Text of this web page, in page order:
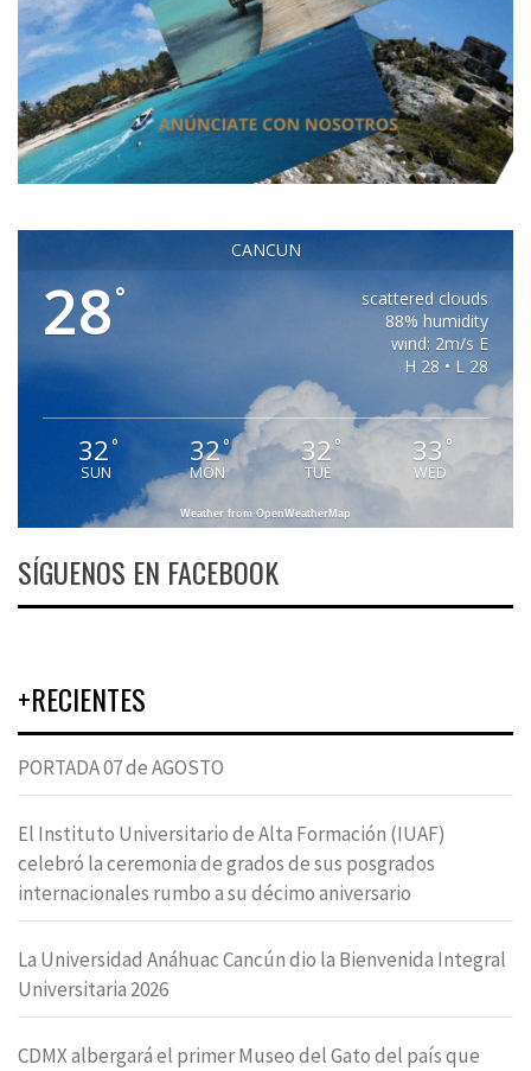
CANCUN
28°
scattered clouds
88% humidity
wind: 2m/s E
H 28 • L 28
32°
SUN
32°
MON
32 °
TUE
33 °
WED
Weather from OpenWeatherMap
SÍGUENOS EN FACEBOOK
+RECIENTES
PORTADA 07 de AGOSTO
El Instituto Universitario de Alta Formación (IUAF)
celebró la ceremonia de grados de sus posgrados
internacionales rumbo a su décimo aniversario
La Universidad Anáhuac Cancún dio la Bienvenida Integral
Universitaria 2026
CDMX albergará el primer Museo del Gato del país que